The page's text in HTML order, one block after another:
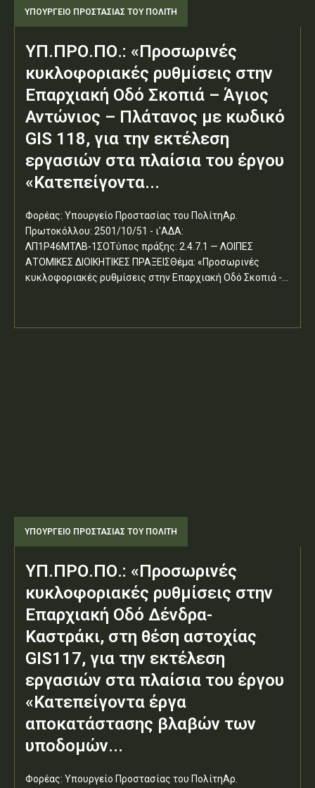
ΥΠΟΥΡΓΕΊΟ ΠΡΟΣΤΑΣΊΑΣ ΤΟΥ ΠΟΛΊΤΗ
ΥΠ.ΠΡΟ.ΠΟ.: «Προσωρινές
κυκλοφοριακές ρυθμίσεις στην
Επαρχιακή Οδό Σκοπιά – Άγιος
Αντώνιος – Πλάτανος με κωδικό
GIS 118, για την εκτέλεση
εργασιών στα πλαίσια του έργου
«Κατεπείγοντα...
Φορέας: Υπουργείο Προστασίας του ΠολίτηΑρ.
Πρωτοκόλλου: 2501/10/51 - ι'ΑΔΑ:
ΛΠ1Ρ46ΜΤΛΒ-1ΣΟΤύπος πράξης: 2.4.7.1 — ΛΟΙΠΕΣ
ΑΤΟΜΙΚΕΣ ΔΙΟΙΚΗΤΙΚΕΣ ΠΡΑΞΕΙΣΘέμα: «Προσωρινές
κυκλοφοριακές ρυθμίσεις στην Επαρχιακή Οδό Σκοπιά -...
ΥΠΟΥΡΓΕΊΟ ΠΡΟΣΤΑΣΊΑΣ ΤΟΥ ΠΟΛΊΤΗ
ΥΠ.ΠΡΟ.ΠΟ.: «Προσωρινές
κυκλοφοριακές ρυθμίσεις στην
Επαρχιακή Οδό Δένδρα-
Καστράκι, στη θέση αστοχίας
GIS117, για την εκτέλεση
εργασιών στα πλαίσια του έργου
«Κατεπείγοντα έργα
αποκατάστασης βλαβών των
υποδομών...
Φορέας: Υπουργείο Προστασίας του ΠολίτηΑρ.